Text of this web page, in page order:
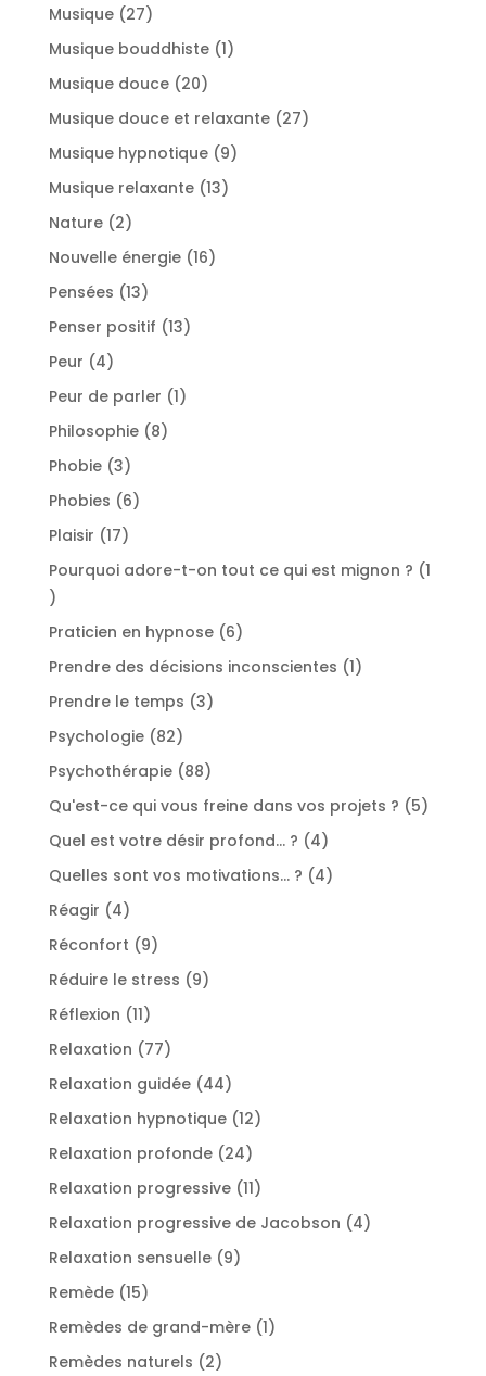
Musique 2727
produits
Musique bouddhiste 11
Musique douce 2020
produits
Musique douce et relaxante 2727
Musique hypnotique 99
Musique relaxante 1313
Nature 22
produits
Nouvelle énergie 1616
Pensées 1313
produits
Penser positif 1313
Peur 44
produits
Peur de parler 11
Philosophie 88
Phobie 33
produits
Phobies 66
Plaisir 1717
produits
Pourquoi adore-t-on tout ce qui est mignon ? 1
1
produit
Praticien en hypnose 66
produits
Prendre des décisions inconscientes 11
Prendre le temps 33
Psychologie 8282
produits
Psychothérapie 8888
produits
Qu'est-ce qui vous freine dans vos projets ? 55
Quel est votre désir profond... ? 44
produits
Quelles sont vos motivations... ? 44
Réagir 44
produits
Réconfort 99
produits
Réduire le stress 99
Réflexion 1111
produits
Relaxation 7777
produits
Relaxation guidée 4444
produits
Relaxation hypnotique 1212
Relaxation profonde 2424
produits
Relaxation progressive 1111
produits
Relaxation progressive de Jacobson 44
Relaxation sensuelle 99
Remède 1515
produits
Remèdes de grand-mère 11
Remèdes naturels 22